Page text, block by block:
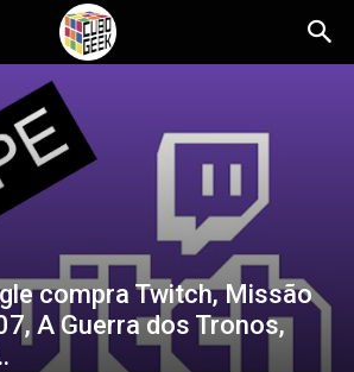
compra Twitch, Missão
A Guerra dos Tronos,